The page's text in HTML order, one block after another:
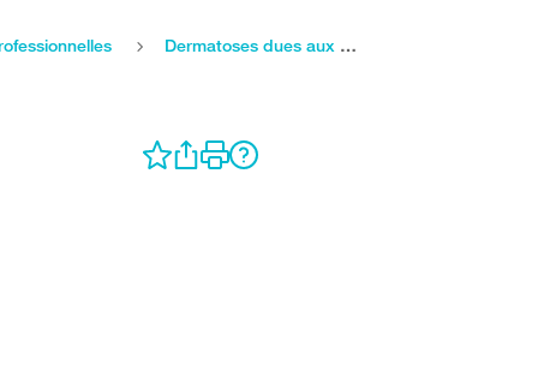
Dermatoses dues aux effets nocifs sur le lieu de travail